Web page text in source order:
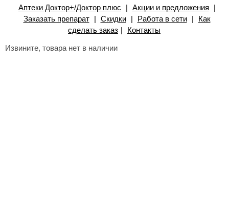
Аптеки Доктор+/Доктор плюс
| Акции и предложения
|
Заказать препарат
| Скидки | Работа в сети |
Как
сделать заказ | Контакты
Извините, товара нет в наличии